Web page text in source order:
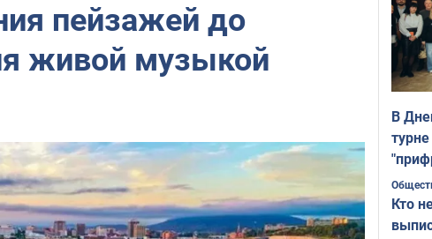
пейзажей до
живой музыкой
В
Кто